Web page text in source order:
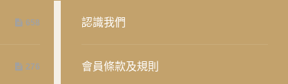
658
276
認識我們
會員條款及規則